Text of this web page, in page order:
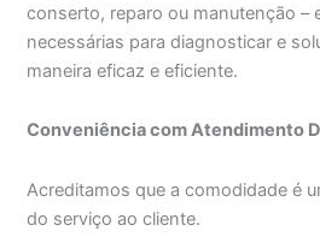
conserto, reparo ou manutenção –
necessárias para diagnosticar e
maneira eficaz e eficiente.
Conveniência com Atendimento
Acreditamos que a comodidade é
do serviço ao cliente.